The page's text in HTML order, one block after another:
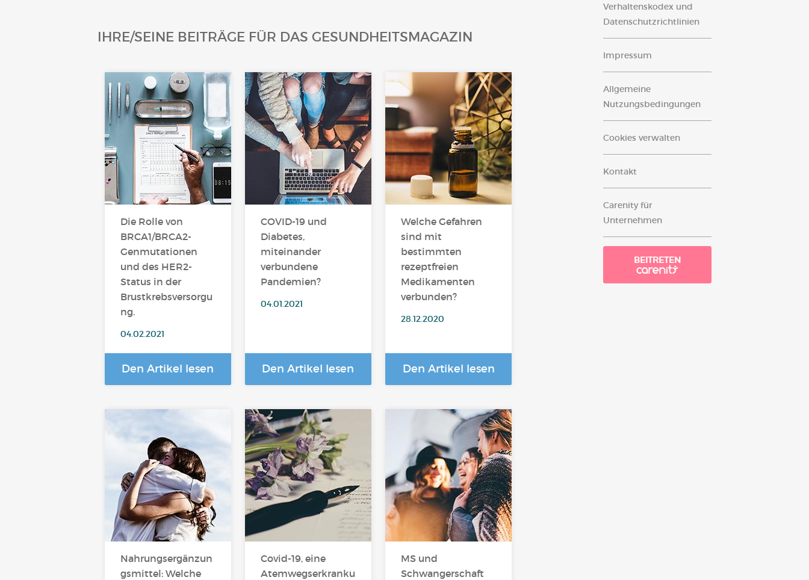
Verhaltenskodex und
Datenschutzrichtlinien
Impressum
Allgemeine
Nutzungsbedingungen
Cookies verwalten
Kontakt
Carenity für
Unternehmen
BEITRETEN
IHRE/SEINE BEITRÄGE FÜR DAS GESUNDHEITSMAGAZIN
Die Rolle von
BRCA1/BRCA2-
Genmutationen
und des HER2-
Status in der
Brustkrebsversorgu
ng.
04.02.2021
Den Artikel lesen
COVID-19 und
Diabetes,
miteinander
verbundene
Pandemien?
04.01.2021
Den Artikel lesen
Welche Gefahren
sind mit
bestimmten
rezeptfreien
Medikamenten
verbunden?
28.12.2020
Den Artikel lesen
Nahrungsergänzun
gsmittel: Welche
Covid-19, eine
Atemwegserkranku
MS und
Schwangerschaft